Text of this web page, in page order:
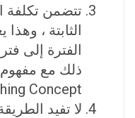
تتضمن تكلفة
الثابتة ،
الفترة إلى
ذلك مع مفهوم
Concept.
لا تفيد